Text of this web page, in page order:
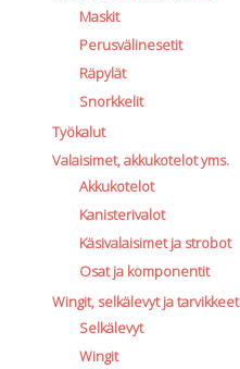
Maskit
Perusvälinesetit
Räpylät
Snorkkelit
Työkalut
Valaisimet, akkukotelot yms.
Akkukotelot
Kanisterivalot
Käsivalaisimet ja strobot
Osat ja komponentit
Wingit, selkälevyt ja tarvikkeet
Selkälevyt
Wingit